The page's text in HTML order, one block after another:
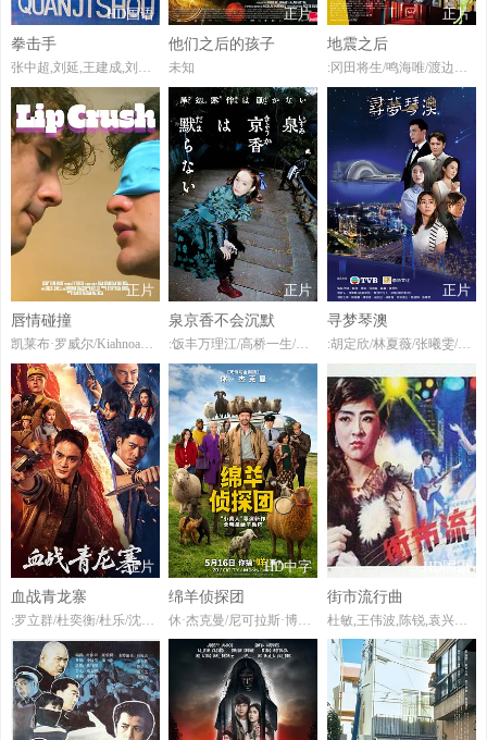
HD国语
拳击手
张中超,刘延,王建成,刘尚娴,许志群,王力海,杨飞,陈立人,宋学安
正片
他们之后的孩子
未知
正片
地震之后
:冈田将生/鸣海唯/渡边大知/佐藤浩市/桥本爱/
正片
唇情碰撞
凯莱布·罗威尔/KiahnoaSaucedo
正片
泉京香不会沉默
:饭丰万理江/高桥一生/堀田真由/宽一郎/桥本淳
正片
寻梦琴澳
:胡定欣/林夏薇/张曦雯/陈展鹏/谭俊彦/
正片
血战青龙寨
:罗立群/杜奕衡/杜乐/沈芳熙/扬笑/
HD中字
绵羊侦探团
HD国语
街市流行曲
杜敏,王伟波,陈锐,袁兴哲,黄锦裳,钟国仁,吴歧,孙业娜,徐东方,覃海山,覃飞维,周文琼,雪影鸾,陈虹,徐金